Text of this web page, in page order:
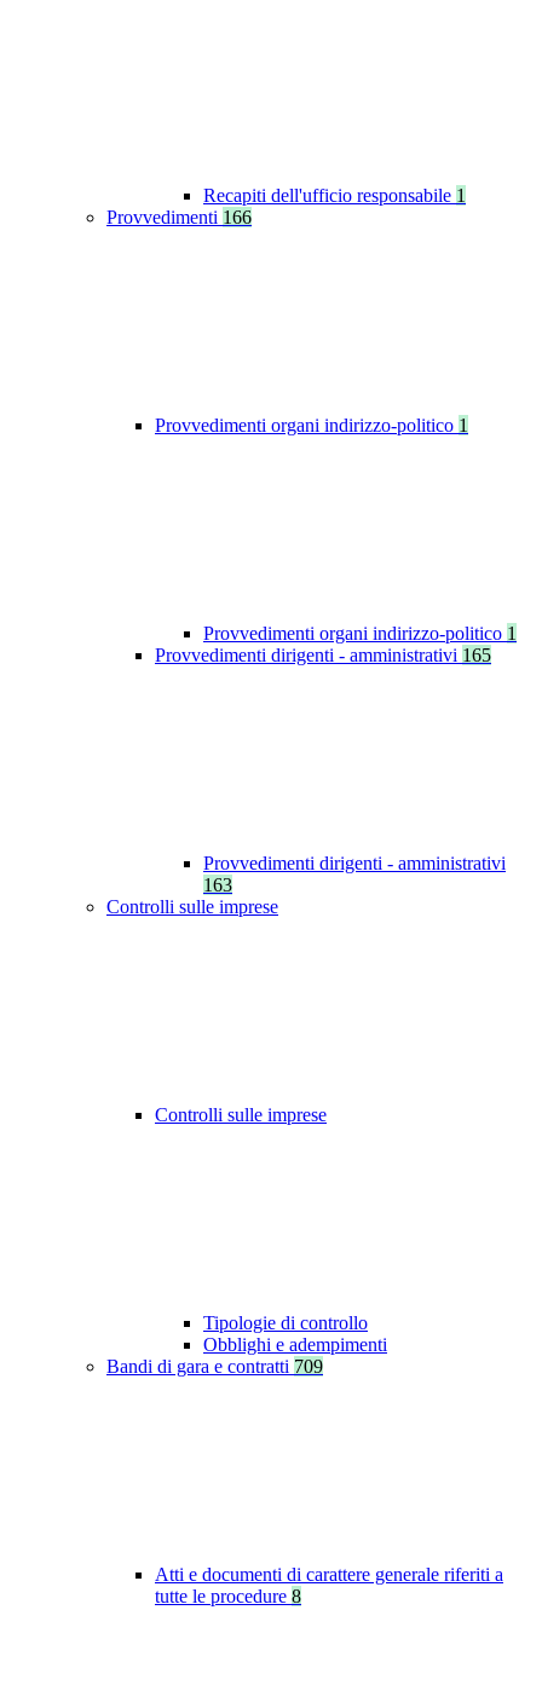
Recapiti dell'ufficio responsabile 1
Provvedimenti 166
Provvedimenti organi indirizzo-politico 1
Provvedimenti organi indirizzo-politico 1
Provvedimenti dirigenti - amministrativi 165
Provvedimenti dirigenti - amministrativi
163
Controlli sulle imprese
Controlli sulle imprese
Tipologie di controllo
Obblighi e adempimenti
Bandi di gara e contratti 709
Atti e documenti di carattere generale riferiti a
tutte le procedure 8